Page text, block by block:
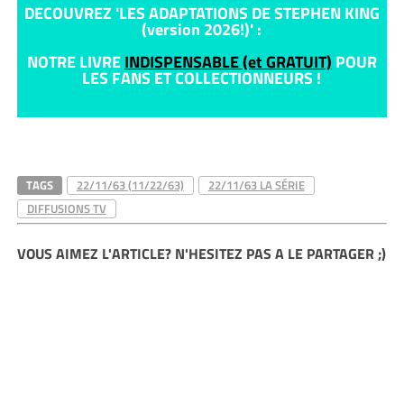
DECOUVREZ 'LES ADAPTATIONS DE STEPHEN KING
(version 2026!)' :
NOTRE LIVREINDISPENSABLE (et GRATUIT) POUR
LES FANS ET COLLECTIONNEURS !
TAGS 22/11/63 (11/22/63)
22/11/63 LA SÉRIE
DIFFUSIONS TV
VOUS AIMEZ L'ARTICLE? N'HESITEZ PAS A LE PARTAGER ;)